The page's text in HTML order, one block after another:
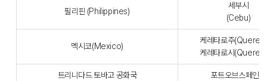
필리핀 (Philippines)
세부시
(Cebu)
멕시코(Mexico)
케레타로주
케레타로시
트리니다드 토바고 공화국
포트오브스페인시